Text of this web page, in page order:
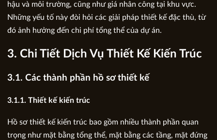
hậu và môi trường, cũng như giá nhân công tại khu vực.
Những yếu tố này đòi hỏi các giải pháp thiết kế đặc thù, từ
đó ảnh hưởng đến chi phí tổng thể của dự án.
3. Chi Tiết Dịch Vụ Thiết Kế Kiến Trúc
3.1. Các thành phần hồ sơ thiết kế
3.1.1. Thiết kế kiến trúc
Hồ sơ thiết kế kiến trúc bao gồm nhiều thành phần quan
trọng như mặt bằng tổng thể, mặt bằng các tầng, mặt đứng